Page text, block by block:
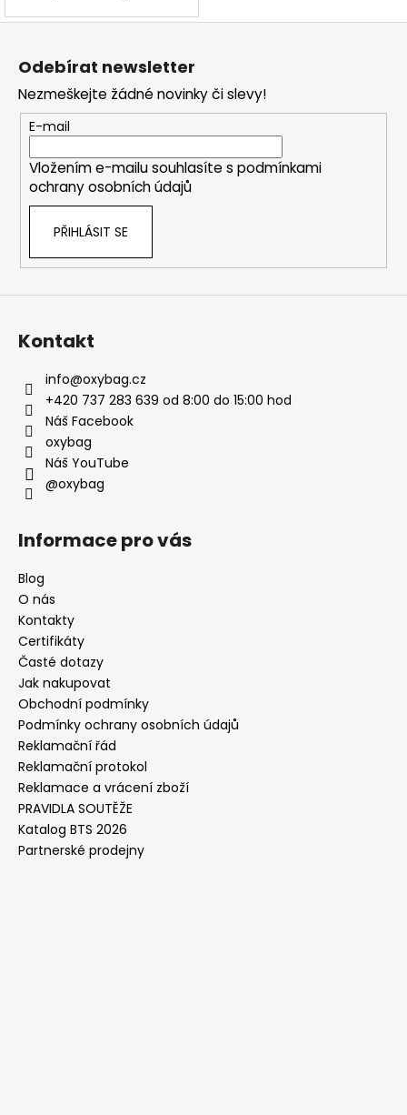
Z
Odebírat newsletter
Nezmeškejte žádné novinky či slevy!
E-mail
Vložením e-mailu souhlasíte s podmínkami
ochrany osobních údajů
PŘIHLÁSIT SE
Kontakt
info@oxybag.cz
+420 737 283 639 od 8:00 do 15:00 hod
Náš Facebook
oxybag
Náš YouTube
@oxybag
Informace pro vás
Blog
O nás
Kontakty
Certifikáty
Časté dotazy
Jak nakupovat
Obchodní podmínky
Podmínky ochrany osobních údajů
Reklamační řád
Reklamační protokol
Reklamace a vrácení zboží
PRAVIDLA SOUTĚŽE
Katalog BTS 2026
Partnerské prodejny